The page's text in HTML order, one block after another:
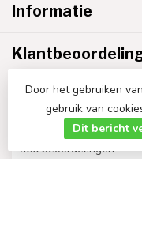
Informatie
960 beoordelingen
Door het gebruiken
gebruik van
Dit bericht